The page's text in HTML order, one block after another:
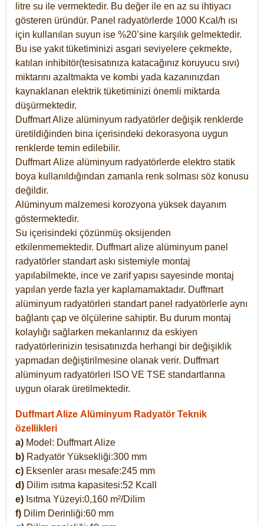
litre su ile vermektedir. Bu değer ile en az su ihtiyacı
gösteren üründür. Panel radyatörlerde 1000 Kcal/h ısı
için kullanılan suyun ise %20’sine karşılık gelmektedir.
Bu ise yakıt tüketiminizi asgari seviyelere çekmekte,
katılan inhibitör(tesisatınıza katacağınız koruyucu sıvı)
miktarını azaltmakta ve kombi yada kazanınızdan
kaynaklanan elektrik tüketiminizi önemli miktarda
düşürmektedir.
Duffmart Alize alüminyum radyatörler değişik renklerde
üretildiğinden bina içerisindeki dekorasyona uygun
renklerde temin edilebilir.
DuffmartAlize alüminyum radyatörlerde elektro statik
boya kullanıldığından zamanla renk solması söz konusu
değildir.
Alüminyum malzemesi korozyona yüksek dayanım
göstermektedir.
Su içerisindeki çözünmüş oksijenden
etkilenmemektedir. Duffmart alize alüminyum panel
radyatörler standart askı sistemiyle montaj
yapılabilmekte, ince ve zarif yapısı sayesinde montaj
yapılan yerde fazla yer kaplamamaktadır. Duffmart
alüminyum radyatörleri standart panel radyatörlerle aynı
bağlantı çap ve ölçülerine sahiptir. Bu durum montaj
kolaylığı sağlarken mekanlarınız da eskiyen
radyatörlerinizin tesisatınızda herhangi bir değişiklik
yapmadan değiştirilmesine olanak verir. Duffmart
alüminyum radyatörleri ISO VE TSE standartlarına
uygun olarak üretilmektedir.
Duffmart Alize Alüminyum Radyatör Teknik
özellikleri
a) Model: DuffmartAlize
b) Radyatör Yüksekliği:300 mm
c) Eksenler arası mesafe:245 mm
d) Dilim ısıtma kapasitesi:52 Kcall
e) Isıtma Yüzeyi:0,160 m²/Dilim
f) Dilim Derinliği:60 mm